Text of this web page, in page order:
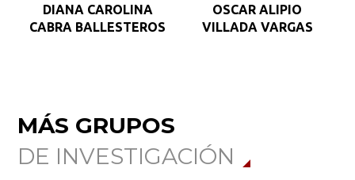
DIANA CAROLINA
CABRA BALLESTEROS
OSCAR ALIPIO
VILLADA VARGAS
MÁS GRUPOS
DE INVESTIGACIÓN